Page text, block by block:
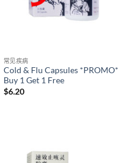
常见疾病
Cold & Flu Capsules *PROMO*
Buy 1 Get 1 Free
$6.20